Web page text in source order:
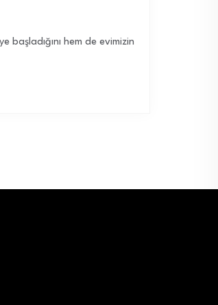
başladığını hem de evimizin